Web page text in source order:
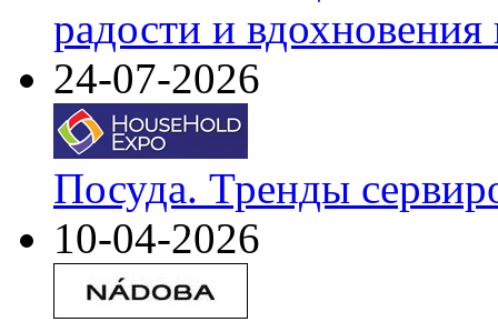
радости и
24-07-2026
Посуда. Тренды
10-04-2026